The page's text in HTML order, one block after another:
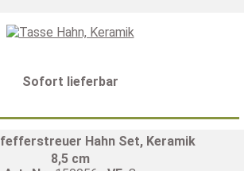
Sofort lieferbar
Hahn Set, Keramik
8,5 cm